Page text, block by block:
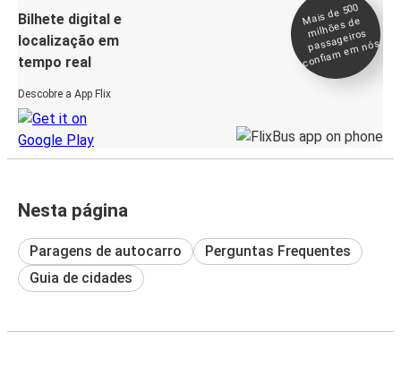
Bilhete digital e
localização em
tempo real
Descobre a App Flix
Mais de 500
milhões de
passageiros
confia
m e
m nós
Nesta página
Paragens de autocarro
Perguntas Frequentes
Guia de cidades